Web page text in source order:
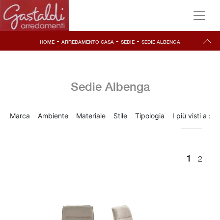
HOME - ARREDAMENTO CASA - SEDIE - SEDIE ALBENGA
Sedie Albenga
Marca Ambiente Materiale Stile Tipologia I più visti a :
1 2